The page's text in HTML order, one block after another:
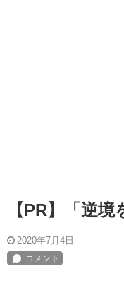
【PR】「逆
2020年7月4日